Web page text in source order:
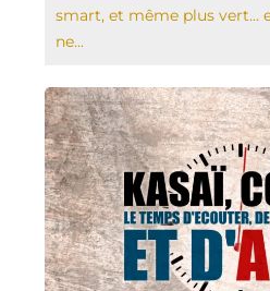
smart, et même plus vert…
ne...